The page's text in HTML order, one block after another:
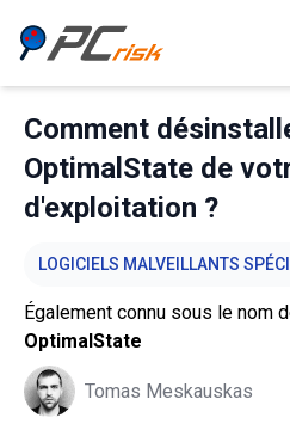
Comment
OptimalState de
d'exploitation ?
LOGICIELS MALVEILLANTS
Également connu sous le nom
OptimalState
Tomas Meskauskas